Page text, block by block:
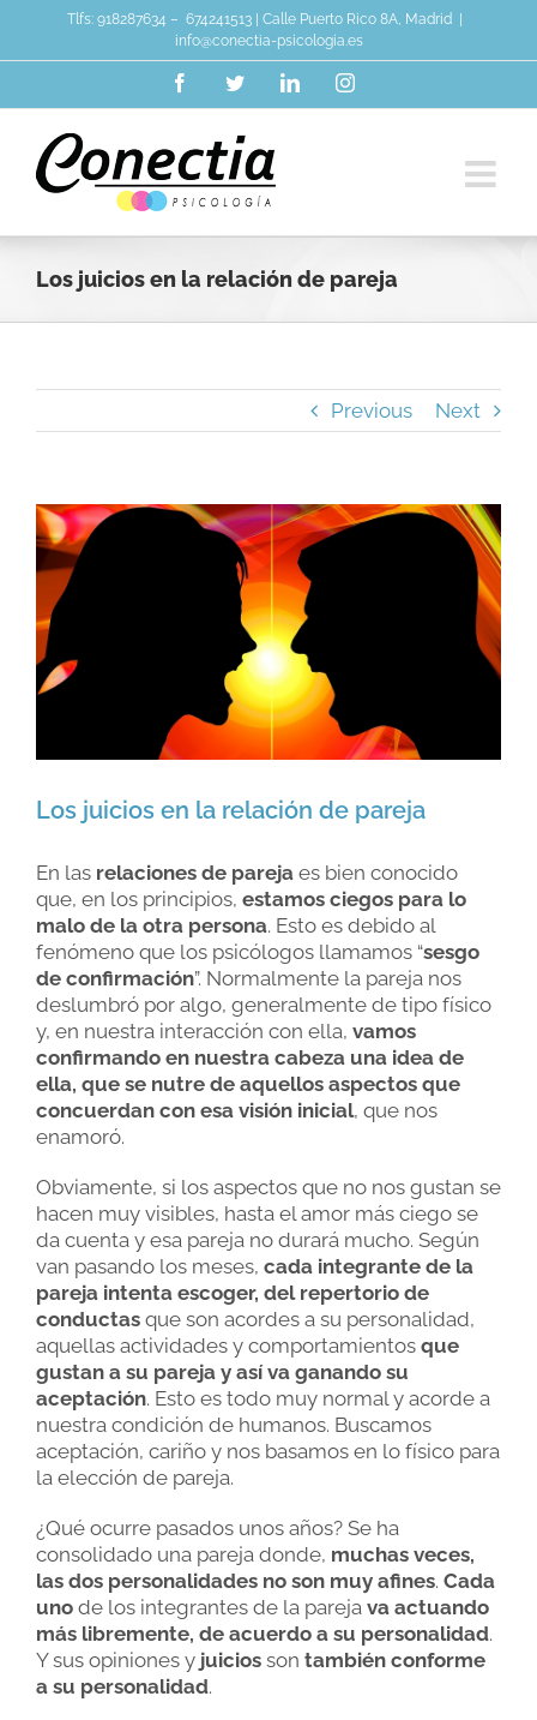
content
Tlfs: 918287634 – 674241513 | Calle Puerto Rico 8A, Madrid
info@conectia-psicologia.es
FacebookTwitterLinkedInInstagram
Los juicios en la relación de pareja
Previous Next
View
Larger
Image
Los juicios en la relación de pareja
En las relaciones de pareja es bien conocido
que, en los principios, estamos ciegos para lo
malo de la otra persona. Esto es debido al
fenómeno que los psicólogos llamamos “sesgo
de confirmación”. Normalmente la pareja nos
deslumbró por algo, generalmente de tipo físico
y, en nuestra interacción con ella, vamos
confirmando en nuestra cabeza una idea de
ella, que se nutre de aquellos aspectos que
concuerdan con esa visión inicial, que nos
enamoró.
Obviamente, si los aspectos que no nos gustan se
hacen muy visibles, hasta el amor más ciego se
da cuenta y esa pareja no durará mucho. Según
van pasando los meses, cada integrante de la
pareja intenta escoger, del repertorio de
conductas que son acordes a su personalidad,
aquellas actividades y comportamientos que
gustan a su pareja y así va ganando su
aceptación. Esto es todo muy normal y acorde a
nuestra condición de humanos. Buscamos
aceptación, cariño y nos basamos en lo físico para
la elección de pareja.
¿Qué ocurre pasados unos años? Se ha
consolidado una pareja donde, muchas veces,
las dos personalidades no son muy afines. Cada
uno de los integrantes de la pareja va actuando
más libremente, de acuerdo a su personalidad.
Y sus opiniones y juicios son también conforme
a su personalidad.